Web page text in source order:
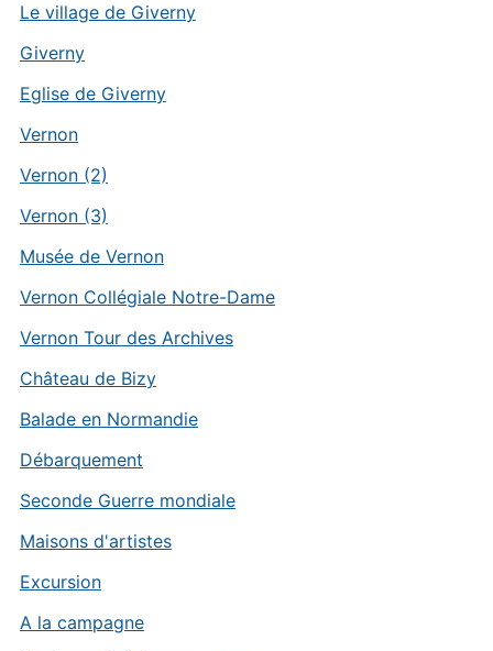
Le village de Giverny
Giverny
Eglise de Giverny
Vernon
Vernon (2)
Vernon (3)
Musée de Vernon
Vernon Collégiale Notre-Dame
Vernon Tour des Archives
Château de Bizy
Balade en Normandie
Débarquement
Seconde Guerre mondiale
Maisons d'artistes
Excursion
A la campagne